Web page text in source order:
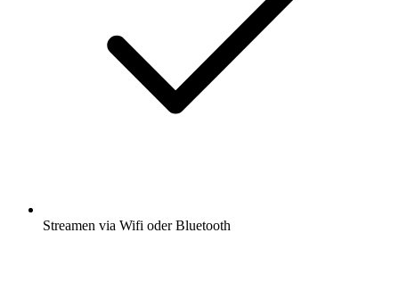
Streamen via Wifi oder Bluetooth